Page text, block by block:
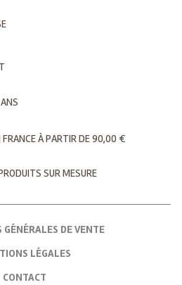
FRANCE À PARTIR DE 90,00 €
SUR MESURE
GÉNÉRALES DE VENTE
LÉGALES
CONTACT